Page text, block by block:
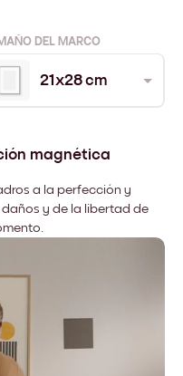
DEL MARCO
21x28 cm
magnética
a la perfección y
y de la libertad de